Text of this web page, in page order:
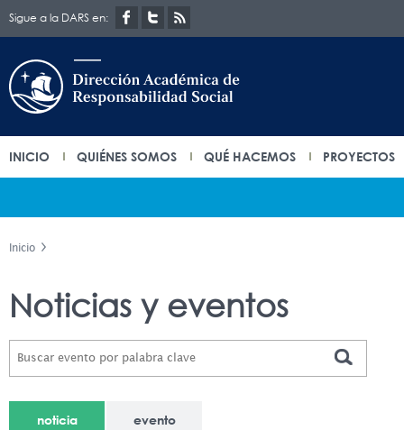
Sigue a la DARS en:
INICIO QUIÉNES SOMOS QUÉ HACEMOS PROYECTOS
Inicio
Noticias y eventos
noticia evento